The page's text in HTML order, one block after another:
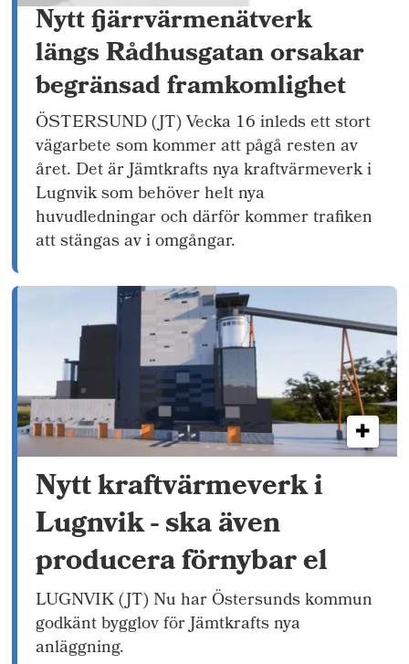
Nytt fjärrvärmenätverk
längs Rådhusgatan orsakar
begränsad framkomlighet
ÖSTERSUND (JT) Vecka 16 inleds ett stort
vägarbete som kommer att pågå resten av
året. Det är Jämtkrafts nya kraftvärmeverk i
Lugnvik som behöver helt nya
huvudledningar och därför kommer trafiken
att stängas av i omgångar.
Nytt kraftvärmeverk i
Lugnvik - ska även
producera förnybar el
LUGNVIK (JT) Nu har Östersunds kommun
godkänt bygglov för Jämtkrafts nya
anläggning.